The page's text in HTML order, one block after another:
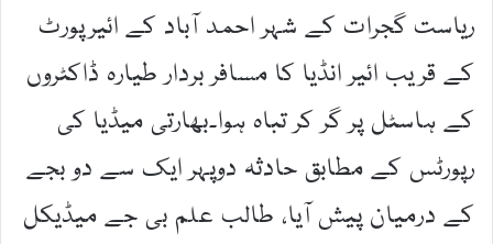
ریاست گجرات کے شہر احمد آباد کے ائیرپورٹ
کے قریب ائیر انڈیا کا مسافر بردار طیارہ ڈاکٹروں
کے ہاسٹل پر گر کر تباہ ہوا۔بھارتی میڈیا کی
رپورٹس کے مطابق حادثہ دوپہر ایک سے دو بجے
کے درمیان پیش آیا، طالب علم بی جے میڈیکل